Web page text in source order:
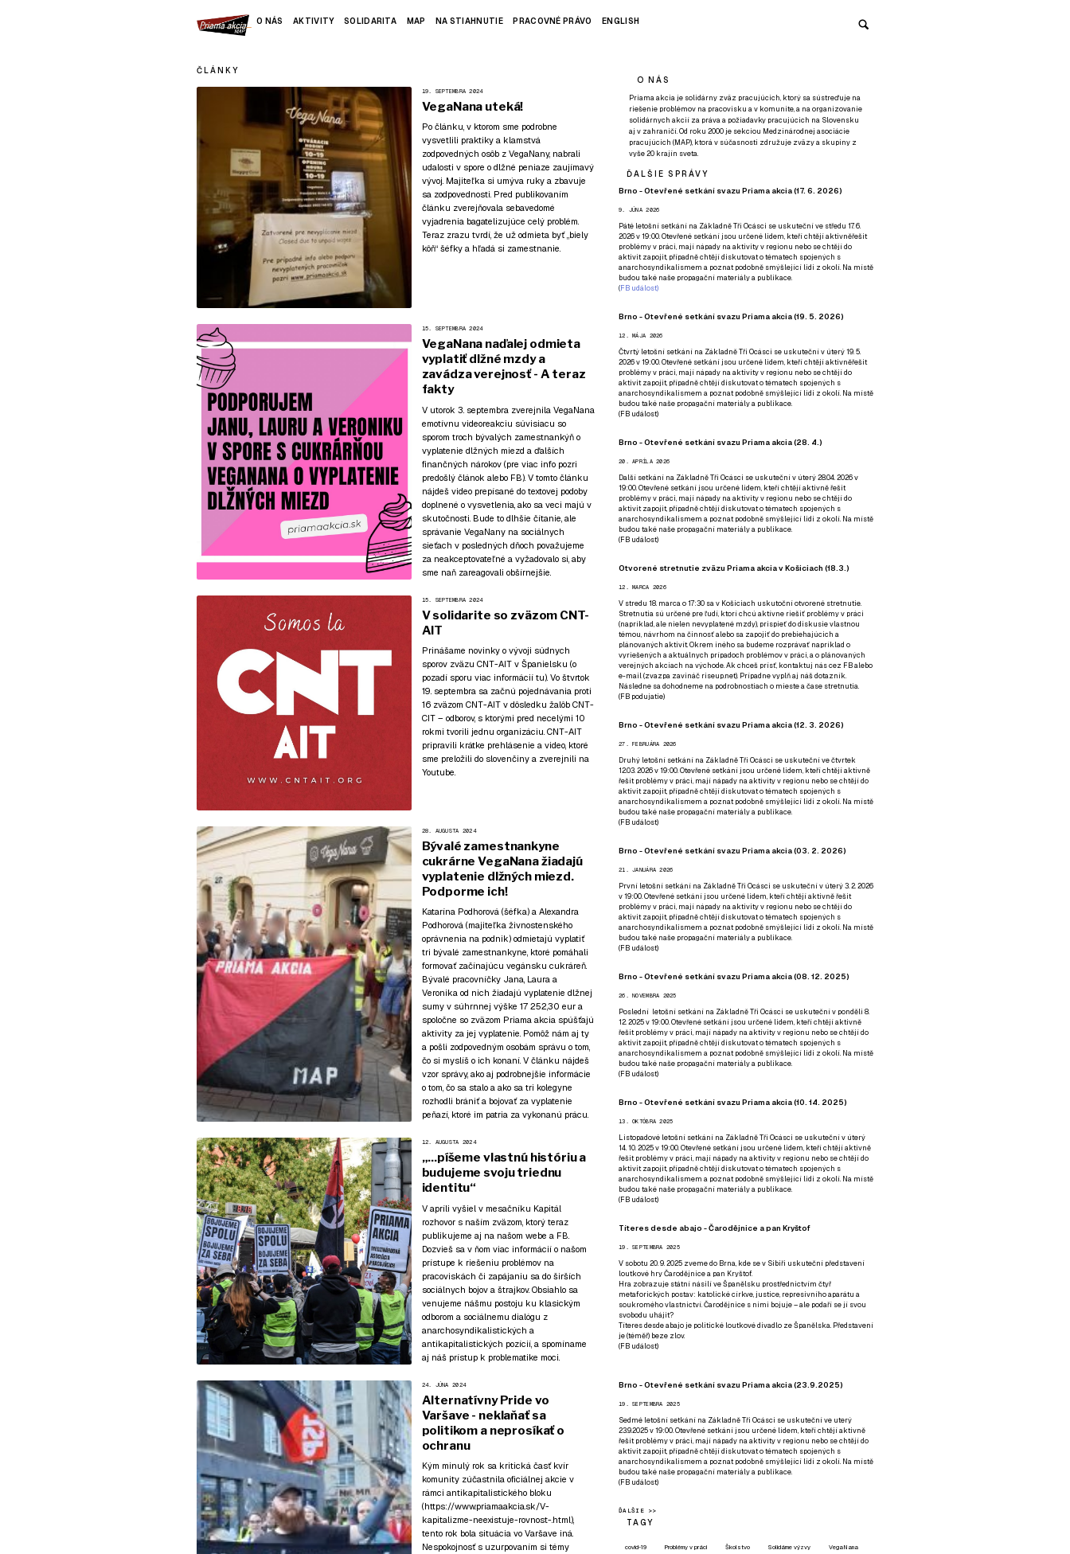
O NÁS AKTIVITY SOLIDARITA MAP NA STIAHNUTIE PRACOVNÉ PRÁVO ENGLISH
ČLÁNKY
19. SEPTEMBRA 2024
VegaNana uteká!
Po článku, v ktorom sme podrobne
vysvetlili praktiky a klamstvá
zodpovedných osôb z VegaNany, nabrali
udalosti v spore o dlžné peniaze zaujímavý
vývoj. Majiteľka si umýva ruky a zbavuje
sa zodpovednosti. Pred publikovaním
článku zverejňovala sebavedomé
vyjadrenia bagatelizujúce celý problém.
Teraz zrazu tvrdí, že už odmieta byť „biely
kôň“ šéfky a hľadá si zamestnanie.
15. SEPTEMBRA 2024
VegaNana naďalej odmieta
vyplatiť dlžné mzdy a
zavádza verejnosť - A teraz
fakty
V utorok 3. septembra zverejnila VegaNana
emotívnu videoreakciu súvisiacu so
sporom troch bývalých zamestnankýň o
vyplatenie dlžných miezd a ďalších
finančných nárokov (pre viac info pozri
predošlý článok alebo FB). V tomto článku
nájdeš video prepísané do textovej podoby
doplnené o vysvetlenia, ako sa veci majú v
skutočnosti. Bude to dlhšie čítanie, ale
správanie VegaNany na sociálnych
sieťach v posledných dňoch považujeme
za neakceptovateľné a vyžadovalo si, aby
sme naň zareagovali obšírnejšie.
15. SEPTEMBRA 2024
V solidarite so zväzom CNT-
AIT
Prinášame novinky o vývoji súdnych
sporov zväzu CNT-AIT v Španielsku (o
pozadí sporu viac informácií tu). Vo štvrtok
19. septembra sa začnú pojednávania proti
16 zväzom CNT-AIT v dôsledku žalôb CNT-
CIT – odborov, s ktorými pred necelými 10
rokmi tvorili jednu organizáciu. CNT-AIT
pripravili krátke prehlásenie a video, ktoré
sme preložili do slovenčiny a zverejnili na
Youtube.
28. AUGUSTA 2024
Bývalé zamestnankyne
cukrárne VegaNana žiadajú
vyplatenie dlžných miezd.
Podporme ich!
Katarína Podhorová (šéfka) a Alexandra
Podhorová (majiteľka živnostenského
oprávnenia na podnik) odmietajú vyplatiť
tri bývalé zamestnankyne, ktoré pomáhali
formovať začínajúcu vegánsku cukráreň.
Bývalé pracovníčky Jana, Laura a
Veronika od nich žiadajú vyplatenie dlžnej
sumy v súhrnnej výške 17 252,30 eur a
spoločne so zväzom Priama akcia spúšťajú
aktivity za jej vyplatenie. Pomôž nám aj ty
a pošli zodpovedným osobám správu o tom,
čo si myslíš o ich konaní. V článku nájdeš
vzor správy, ako aj podrobnejšie informácie
o tom, čo sa stalo a ako sa tri kolegyne
rozhodli brániť a bojovať za vyplatenie
peňazí, ktoré im patria za vykonanú prácu.
12. AUGUSTA 2024
„...píšeme vlastnú históriu a
budujeme svoju triednu
identitu“
V apríli vyšiel v mesačníku Kapitál
rozhovor s naším zväzom, ktorý teraz
publikujeme aj na našom webe a FB.
Dozvieš sa v ňom viac informácií o našom
prístupe k riešeniu problémov na
pracoviskách či zapájaniu sa do širších
sociálnych bojov a štrajkov. Obsiahlo sa
venujeme nášmu postoju ku klasickým
odborom a sociálnemu dialógu z
anarchosyndikalistických a
antikapitalistických pozícií, a spomíname
aj náš prístup k problematike moci.
24. JÚNA 2024
Alternatívny Pride vo
Varšave - neklaňať sa
politikom a neprosíkať o
ochranu
Kým minulý rok sa kritická časť kvír
komunity zúčastnila oficiálnej akcie v
rámci antikapitalistického bloku
(https://www.priamaakcia.sk/V-
kapitalizme-neexistuje-rovnost-.html),
tento rok bola situácia vo Varšave iná.
Nespokojnosť s uzurpovaním si témy
O NÁS
Priama akcia je solidárny zväz pracujúcich, ktorý sa sústreďuje na
riešenie problémov na pracovisku a v komunite, a na organizovanie
solidárnych akcií za práva a požiadavky pracujúcich na Slovensku
aj v zahraničí. Od roku 2000 je sekciou Medzinárodnej asociácie
pracujúcich (MAP), ktorá v súčasnosti združuje zväzy a skupiny z
vyše 20 krajín sveta.
ĎALŠIE SPRÁVY
Brno - Otevřené setkání svazu Priama akcia (17. 6. 2026)
9. JÚNA 2026
Páté letošní setkání na Základně Tři Ocásci se uskuteční ve středu 17. 6.
2026 v 19:00. Otevřené setkání jsou určené lidem, kteří chtějí aktivněřešit
problémy v práci, mají nápady na aktivity v regionu nebo se chtějí do
aktivit zapojit, případně chtějí diskutovat o tématech spojených s
anarchosyndikalismem a poznat podobně smýšlející lidi z okolí. Na místě
budou také naše propagační materiály a publikace.
(FB událost)
Brno - Otevřené setkání svazu Priama akcia (19. 5. 2026)
12. MÁJA 2026
Čtvrtý letošní setkání na Základně Tři Ocásci se uskuteční v úterý 19. 5.
2026 v 19:00. Otevřené setkání jsou určené lidem, kteří chtějí aktivněřešit
problémy v práci, mají nápady na aktivity v regionu nebo se chtějí do
aktivit zapojit, případně chtějí diskutovat o tématech spojených s
anarchosyndikalismem a poznat podobně smýšlející lidi z okolí. Na místě
budou také naše propagační materiály a publikace.
(FB událost)
Brno - Otevřené setkání svazu Priama akcia (28. 4.)
20. APRÍLA 2026
Další setkání na Základně Tři Ocásci se uskuteční v úterý 28.04. 2026 v
19:00. Otevřené setkání jsou určené lidem, kteří chtějí aktivně řešit
problémy v práci, mají nápady na aktivity v regionu nebo se chtějí do
aktivit zapojit, případně chtějí diskutovat o tématech spojených s
anarchosyndikalismem a poznat podobně smýšlející lidi z okolí. Na místě
budou také naše propagační materiály a publikace.
(FB událost)
Otvorené stretnutie zväzu Priama akcia v Košiciach (18.3.)
12. MARCA 2026
V stredu 18. marca o 17:30 sa v Košiciach uskutoční otvorené stretnutie.
Stretnutia sú určené pre ľudí, ktorí chcú aktívne riešiť problémy v práci
(napríklad, ale nielen nevyplatené mzdy), prispieť do diskusie vlastnou
témou, návrhom na činnosť alebo sa zapojiť do prebiehajúcich a
plánovaných aktivít. Okrem iného sa budeme rozprávať napríklad o
vyriešených a aktuálnych prípadoch problémov v práci, a o plánovaných
verejných akciach na východe. Ak chceš prísť, kontaktuj nás cez FBalebo
e-mail (zvazpa zavináč riseup.net). Prípadnevyplň aj náš dotazník.
Následne sa dohodneme na podrobnostiach o mieste a čase stretnutia.
(FB podujatie)
Brno - Otevřené setkání svazu Priama akcia (12. 3. 2026)
27. FEBRUÁRA 2026
Druhý letošní setkání na Základně Tři Ocásci se uskuteční ve čtvrtek
12.03. 2026 v 19:00. Otevřené setkání jsou určené lidem, kteří chtějí aktivně
řešit problémy v práci, mají nápady na aktivity v regionu nebo se chtějí do
aktivit zapojit, případně chtějí diskutovat o tématech spojených s
anarchosyndikalismem a poznat podobně smýšlející lidi z okolí. Na místě
budou také naše propagační materiály a publikace.
(FB událost)
Brno - Otevřené setkání svazu Priama akcia (03. 2. 2026)
21. JANUÁRA 2026
První letošní setkání na Základně Tři Ocásci se uskuteční v úterý 3. 2. 2026
v 19:00. Otevřené setkání jsou určené lidem, kteří chtějí aktivně řešit
problémy v práci, mají nápady na aktivity v regionu nebo se chtějí do
aktivit zapojit, případně chtějí diskutovat o tématech spojených s
anarchosyndikalismem a poznat podobně smýšlející lidi z okolí. Na místě
budou také naše propagační materiály a publikace.
(FB událost)
Brno - Otevřené setkání svazu Priama akcia (08. 12. 2025)
26. NOVEMBRA 2025
Poslední letošní setkání na Základně Tři Ocásci se uskuteční v ponděli 8.
12. 2025 v 19:00. Otevřené setkání jsou určené lidem, kteří chtějí aktivně
řešit problémy v práci, mají nápady na aktivity v regionu nebo se chtějí do
aktivit zapojit, případně chtějí diskutovat o tématech spojených s
anarchosyndikalismem a poznat podobně smýšlející lidi z okolí. Na místě
budou také naše propagační materiály a publikace.
(FB událost)
Brno - Otevřené setkání svazu Priama akcia (10. 14. 2025)
13. OKTÓBRA 2025
Listopadové letošní setkání na Základně Tři Ocásci se uskuteční v úterý
14. 10. 2025 v 19:00. Otevřené setkání jsou určené lidem, kteří chtějí aktivně
řešit problémy v práci, mají nápady na aktivity v regionu nebo se chtějí do
aktivit zapojit, případně chtějí diskutovat o tématech spojených s
anarchosyndikalismem a poznat podobně smýšlející lidi z okolí. Na místě
budou také naše propagační materiály a publikace.
(FB událost)
Títeres desde abajo - Čarodějnice a pan Kryštof
19. SEPTEMBRA 2025
V sobotu 20. 9. 2025 zveme do Brna, kde se v Sibiři uskuteční představení
loutkové hry Čarodějnice a pan Kryštof.
Hra zobrazuje státní násilí ve Španělsku prostřednictvím čtyř
metaforických postav: katolické církve, justice, represivního aparátu a
soukromého vlastnictví. Čarodějnice s nimi bojuje – ale podaří se jí svou
svobodu uhájit?
Títeres desde abajo je politické loutkové divadlo ze Španělska. Představení
je (téměř) beze zlov.
(FB událost)
Brno - Otevřené setkání svazu Priama akcia (23.9.2025)
19. SEPTEMBRA 2025
Sedmé letošní setkání na Základně Tři Ocásci se uskuteční ve uterý
23.9.2025 v 19:00. Otevřené setkání jsou určené lidem, kteří chtějí aktivně
řešit problémy v práci, mají nápady na aktivity v regionu nebo se chtějí do
aktivit zapojit, případně chtějí diskutovat o tématech spojených s
anarchosyndikalismem a poznat podobně smýšlející lidi z okolí. Na místě
budou také naše propagační materiály a publikace.
(FB událost)
ĎALŠIE >>
TAGY
covid-19 Problémy v práci Školstvo Solidárne výzvy VegaNana